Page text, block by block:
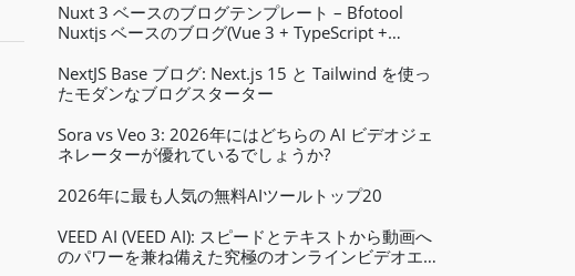
Nuxt 3 ベースのブログテンプレート – Bfotool
Nuxtjs ベースのブログ(Vue 3 + TypeScript +
NextJS Base ブログ: Next.js 15 と Tailwind を使っ
たモダンなブログスターター
Sora vs Veo 3: 2026年にはどちらの AI ビデオジェ
ネレーターが優れているでしょうか?
2026年に最も人気の無料AIツールトップ20
VEED AI (VEED AI): スピードとテキストから動画へ
のパワーを兼ね備えた究極のオンラインビデオエデ